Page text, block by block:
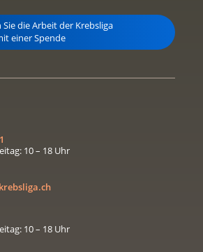
die Arbeit der Krebsliga
einer Spende
10 – 18 Uhr
10 – 18 Uhr